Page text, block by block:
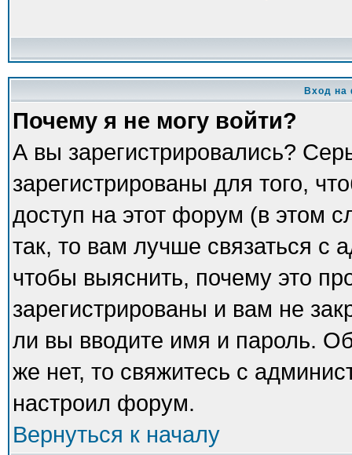
Вход на
Почему я не могу войти?
А вы зарегистрировались?
зарегистрированы для того,
доступ на этот форум (в этом
так, то вам лучше связаться с
чтобы выяснить, почему это
зарегистрированы и вам не
ли вы вводите имя и пароль.
же нет, то свяжитесь с
настроил форум.
Вернуться к началу